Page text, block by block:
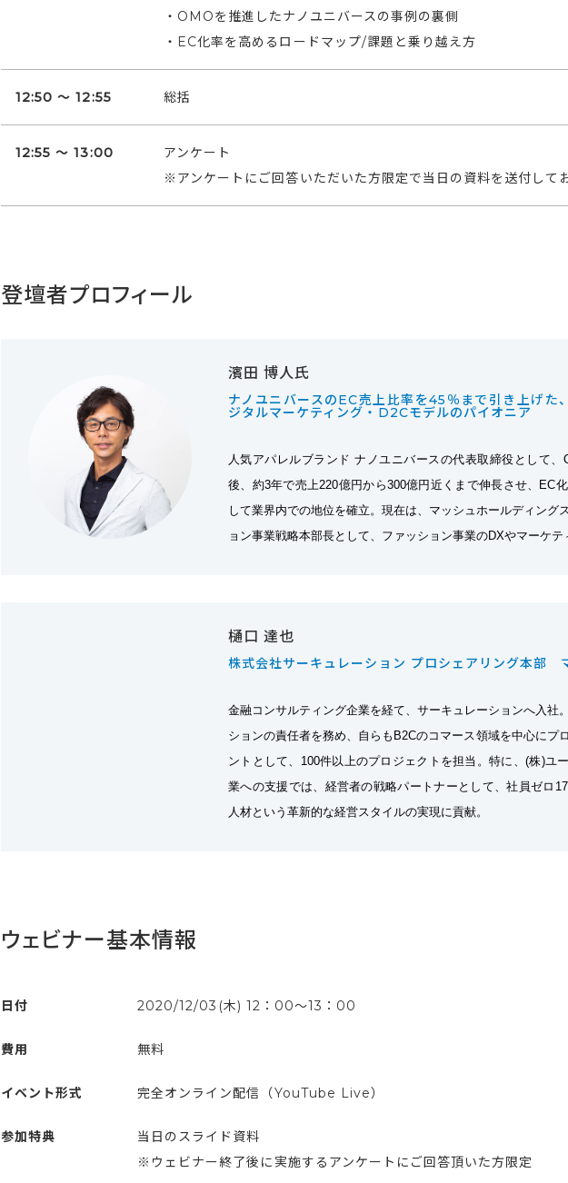
・OMOを推進したナノユニバースの事例の裏側
・EC化率を高めるロードマップ/課題と乗り越え方
12:50 ～ 12:55 総括
12:55 ～ 13:00
アンケート
※アンケートにご回答いただいた方限定で当日の資料を送付して
登壇者プロフィール
濱田 博人氏
ナノユニバースのEC売上比率を45％まで引き上げた
ジタルマーケティング・D2Cモデルのパイオニア
人気アパレルブランド ナノユニバースの代表取締役として、
後、約3年で売上220億円から300億円近くまで伸長させ、EC
して業界内での地位を確立。現在は、マッシュホールディング
ョン事業戦略本部長として、ファッション事業のDXやマーケ
樋口 達也
株式会社サーキュレーション プロシェアリング本部
金融コンサルティング企業を経て、サーキュレーションへ入社
ションの責任者を務め、自らもB2Cのコマース領域を中心にプ
ントとして、100件以上のプロジェクトを担当。特に、(株)ユ
業への支援では、経営者の戦略パートナーとして、社員ゼロ
人材という革新的な経営スタイルの実現に貢献。
ウェビナー基本情報
日付 2020/12/03(木) 12：00〜13：00
費用 無料
イベント形式 完全オンライン配信（YouTube Live）
参加特典
当日のスライド資料
※ウェビナー終了後に実施するアンケートにご回答頂いた方限定